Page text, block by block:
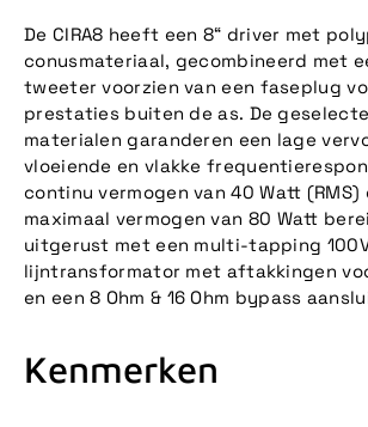
De CIRA8 heeft een 8“ driver met
conusmateriaal, gecombineerd met
tweeter voorzien van een faseplug
prestaties buiten de as. De
materialen garanderen een lage
vloeiende en vlakke
continu vermogen van 40 Watt (RMS)
maximaal vermogen van 80 Watt
uitgerust met een multi-tapping
lijntransformator met aftakkingen
en een 8 Ohm & 16 Ohm bypass
Kenmerken